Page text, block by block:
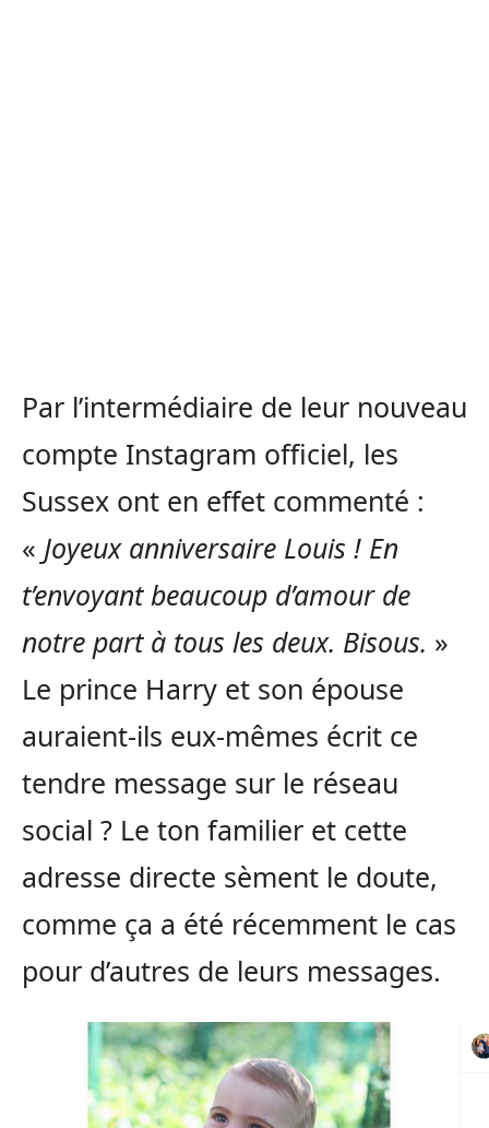
Par l’intermédiaire de leur nouveau
compte Instagram officiel, les
Sussex ont en effet commenté :
« Joyeux anniversaire Louis ! En
t’envoyant beaucoup d’amour de
notre part à tous les deux. Bisous. »
Le prince Harry et son épouse
auraient-ils eux-mêmes écrit ce
tendre message sur le réseau
social ? Le ton familier et cette
adresse directe sèment le doute,
comme ça a été récemment le cas
pour d’autres de leurs messages.